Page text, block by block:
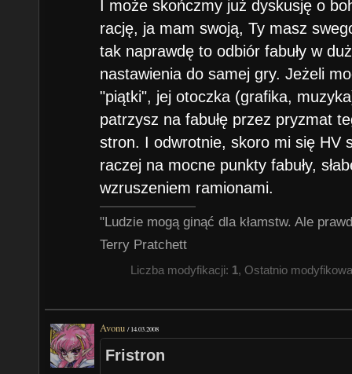
I może skończmy już dyskusję o
rację, ja mam swoją, Ty masz
tak naprawdę to odbiór fabuły w
nastawienia do samej gry. Jeżeli
"piątki", jej otoczka (grafika,
patrzysz na fabułę przez pryzmat
stron. I odwrotnie, skoro mi się HV
raczej na mocne punkty fabuły,
wzruszeniem ramionami.
"Ludzie mogą ginąć dla kłamstw. Ale
Terry Pratchett
Liczba modyfikacji: 1, Ostatnio
Avonu /14.03.2008
Fristron